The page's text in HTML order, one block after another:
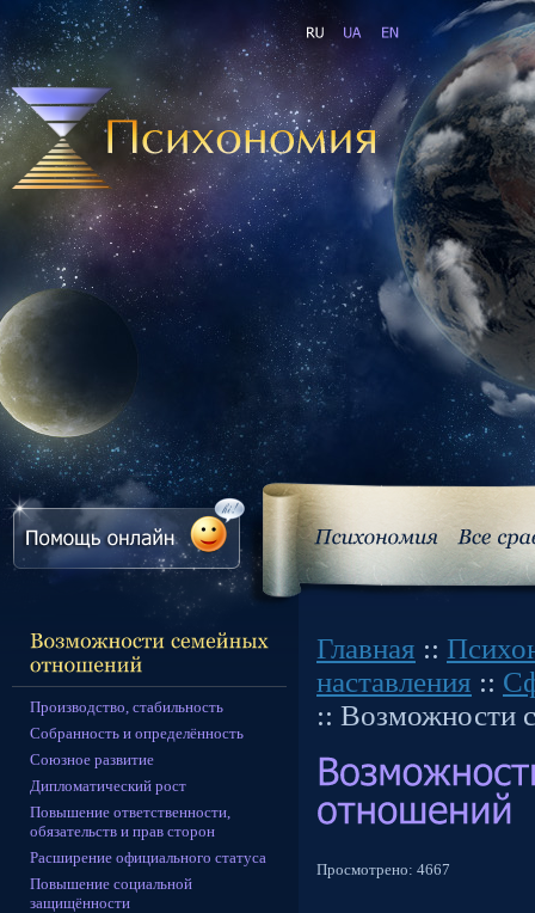
Производство, стабильность
Собранность и определённость
Союзное развитие
Дипломатический рост
Повышение ответственности,
обязательств и прав сторон
Расширение официального статуса
Повышение социальной
защищённости
Главная ::
наставления ::
:: Возможности
Просмотрено: 4667